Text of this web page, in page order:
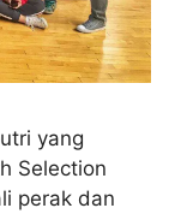
yang
Selection
perak dan